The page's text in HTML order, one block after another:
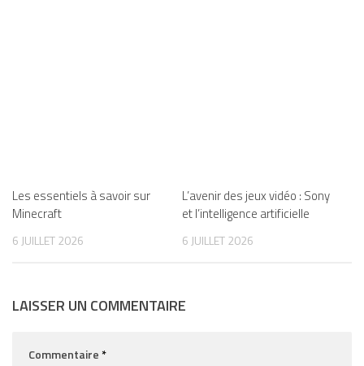
Les essentiels à savoir sur
Minecraft
6 JUILLET 2026
L’avenir des jeux vidéo : Sony
et l’intelligence artificielle
6 JUILLET 2026
LAISSER UN COMMENTAIRE
Commentaire*